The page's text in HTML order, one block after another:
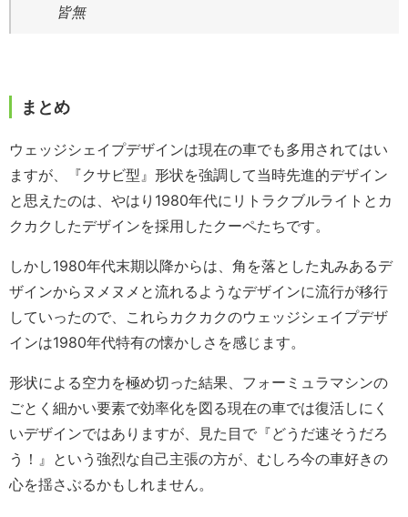
皆無
まとめ
ウェッジシェイプデザインは現在の車でも多用されてはい
ますが、『クサビ型』形状を強調して当時先進的デザイン
と思えたのは、やはり1980年代にリトラクブルライトとカ
クカクしたデザインを採用したクーペたちです。
しかし1980年代末期以降からは、角を落とした丸みあるデ
ザインからヌメヌメと流れるようなデザインに流行が移行
していったので、これらカクカクのウェッジシェイプデザ
インは1980年代特有の懐かしさを感じます。
形状による空力を極め切った結果、フォーミュラマシンの
ごとく細かい要素で効率化を図る現在の車では復活しにく
いデザインではありますが、見た目で『どうだ速そうだろ
う！』という強烈な自己主張の方が、むしろ今の車好きの
心を揺さぶるかもしれません。